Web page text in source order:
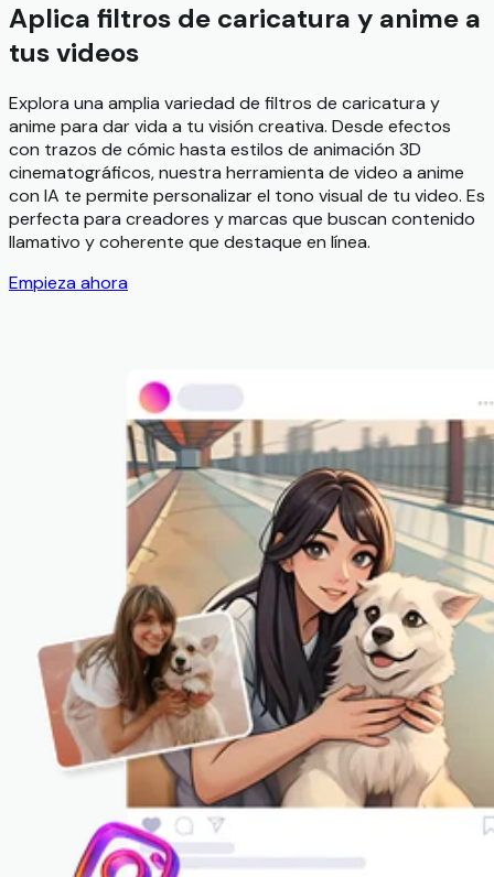
Aplica filtros de caricatura y anime a
tus videos
Explora una amplia variedad de filtros de caricatura y
anime para dar vida a tu visión creativa. Desde efectos
con trazos de cómic hasta estilos de animación 3D
cinematográficos, nuestra herramienta de video a anime
con IA te permite personalizar el tono visual de tu video. Es
perfecta para creadores y marcas que buscan contenido
llamativo y coherente que destaque en línea.
Empieza ahora